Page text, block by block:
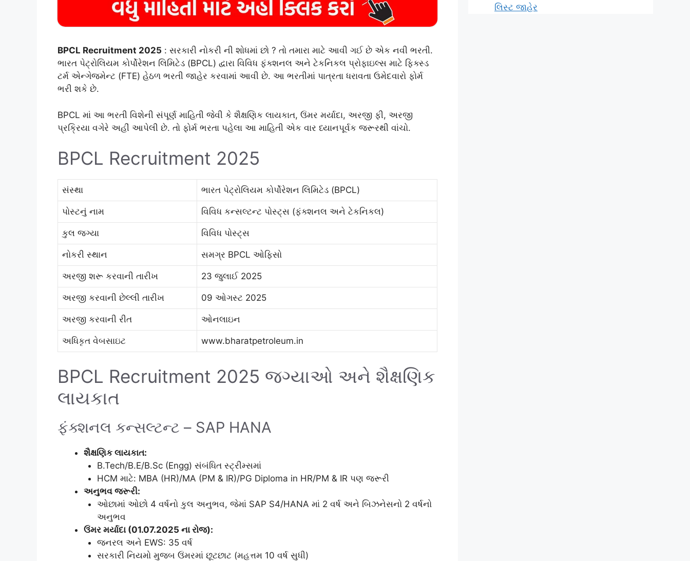
BPCL Recruitment 2025 : સરકારી નોકરી ની શોધમાં છો ? તો તમારા માટે આવી ગઈ છે એક નવી ભરતી.
ભારત પેટ્રોલિયમ કોર્પોરેશન લિમિટેડ (BPCL) દ્વારા વિવિધ ફંક્શનલ અને ટેકનિકલ પ્રોફાઇલ્સ માટે ફિક્સ્ડ
ટર્મ એન્ગેજમેન્ટ (FTE) હેઠળ ભરતી જાહેર કરવામાં આવી છે. આ ભરતીમાં પાત્રતા ધરાવતા ઉમેદવારો ફોર્મ
ભરી શકે છે.
BPCL માં આ ભરતી વિશેની સંપૂર્ણ માહિતી જેવી કે શૈક્ષણિક લાયકાત, ઉંમર મર્યાદા, અરજી ફી, અરજી
પ્રક્રિયા વગેરે અહીં આપેલી છે. તો ફોર્મ ભરતા પહેલા આ માહિતી એક વાર ધ્યાનપૂર્વક જરૂરથી વાંચો.
BPCL Recruitment 2025
સંસ્થા ભારત પેટ્રોલિયમ કોર્પોરેશન લિમિટેડ (BPCL)
પોસ્ટનું નામ વિવિધ કન્સલ્ટન્ટ પોસ્ટ્સ (ફંક્શનલ અને ટેકનિકલ)
કુલ જગ્યા વિવિધ પોસ્ટ્સ
નોકરી સ્થાન સમગ્ર BPCL ઓફિસો
અરજી શરૂ કરવાની તારીખ 23 જુલાઈ 2025
અરજી કરવાની છેલ્લી તારીખ 09 ઓગસ્ટ 2025
અરજી કરવાની રીત ઓનલાઇન
અધિકૃત વેબસાઇટ www.bharatpetroleum.in
BPCL Recruitment 2025 જગ્યાઓ અને શૈક્ષણિક
લાયકાત
ફંક્શનલ કન્સલ્ટન્ટ – SAP HANA
શૈક્ષણિક લાયકાત:
B.Tech/B.E/B.Sc (Engg) સંબંધિત સ્ટ્રીમ્સમાં
HCM માટે: MBA (HR)/MA (PM & IR)/PG Diploma in HR/PM & IR પણ જરૂરી
અનુભવ જરૂરી:
ઓછામાં ઓછો 4 વર્ષનો કુલ અનુભવ, જેમાં SAP S4/HANA માં 2 વર્ષ અને બિઝનેસનો 2 વર્ષનો
અનુભવ
ઉંમર મર્યાદા (01.07.2025 ના રોજ):
જનરલ અને EWS: 35 વર્ષ
સરકારી નિયમો મુજબ ઉંમરમાં છૂટછાટ (મહત્તમ 10 વર્ષ સુધી)
લિસ્ટ જાહેર